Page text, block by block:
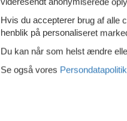
Hvis du accepterer brug af alle
henblik på personaliseret
Du kan når som helst ændre
Se også vores Persondatapolitik